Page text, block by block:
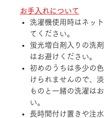
お手入れについて
洗濯機使用時はネッ
てください。
蛍光増白剤入りの洗
はお避けください。
初めのうちは多少の
けられませんので、
ものと一緒の洗濯は
い。
長時間付け置きや注水